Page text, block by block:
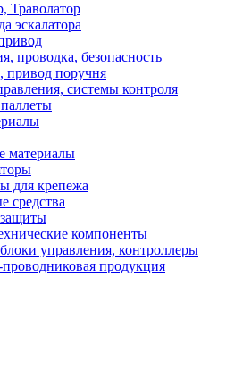
Траволатор
эскалатора
проводка, безопасность
привод поручня
системы контроля
материалы
для крепежа
средства
компоненты
управления, контроллеры
продукция